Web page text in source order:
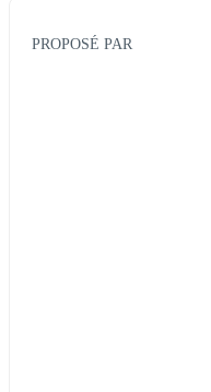
PROPOSÉ PAR